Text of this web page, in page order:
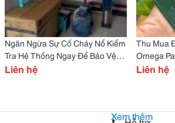
Ngăn Ngừa Sự Cố Cháy Nổ Kiểm
Tra Hệ Thống Ngay Để Bảo Vệ
Tài Sản Và Con Người
Liên hệ
Thu Mua
Omega
Liên hệ
Xem thêm